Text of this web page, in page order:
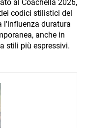
al Coachella 2026,
codici stilistici del
l'influenza duratura
anche in
stili più espressivi.